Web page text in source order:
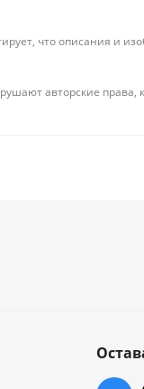
что описания
авторские